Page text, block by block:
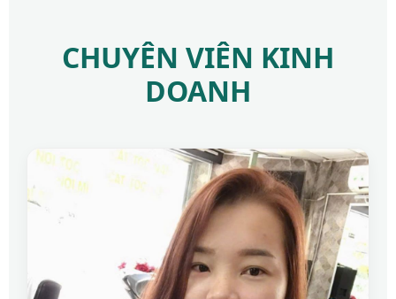
CHUYÊN VIÊN KINH
DOANH